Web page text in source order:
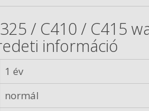
/ C410 / C415
információ
1 év
normál